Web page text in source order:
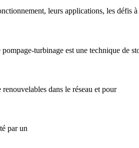
leurs applications, les défis à
turbinage est une technique de
dans le réseau et pour
par un